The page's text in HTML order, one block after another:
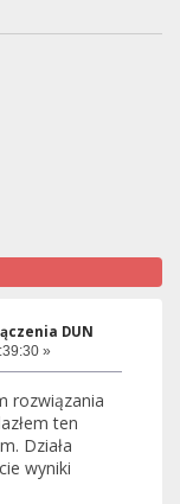
DUN
»
rozwiązania
ten
Działa
wyniki